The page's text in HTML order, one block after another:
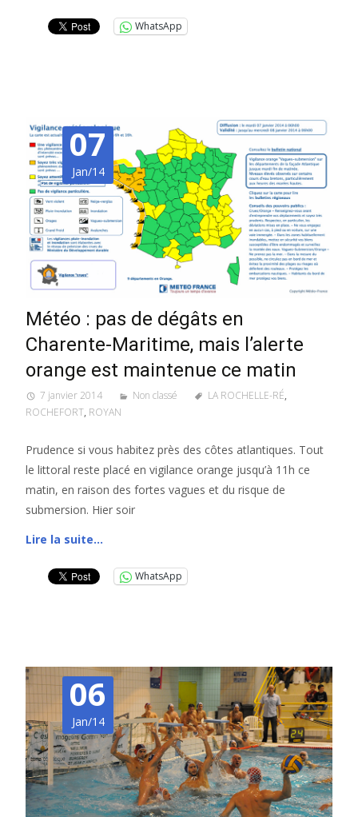
WhatsApp
07
Jan/14
Météo : pas de dégâts en
Charente-Maritime, mais l’alerte
orange est maintenue ce matin
7 janvier 2014 Non classé LA ROCHELLE-RÉ,
ROCHEFORT, ROYAN
Prudence si vous habitez près des côtes atlantiques. Tout
le littoral reste placé en vigilance orange jusqu’à 11h ce
matin, en raison des fortes vagues et du risque de
submersion. Hier soir
Lire la suite…
WhatsApp
06
Jan/14